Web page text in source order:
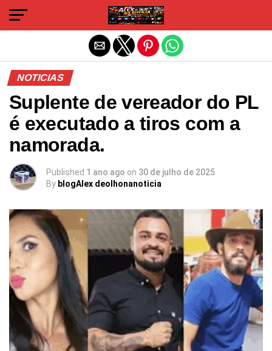
NOTICIAS
Suplente de vereador do PL
é executado a tiros com a
namorada.
Published 1 ano ago on 30 de julho de 2025
By blogAlex deolhonanoticia
Sair da versão mobile